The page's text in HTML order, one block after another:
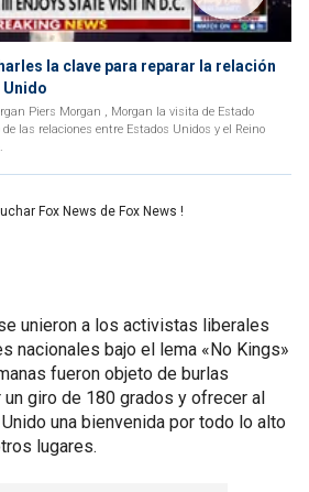
la clave para reparar la relación
Unido
Piers Morgan , Morgan la visita de Estado
las relaciones entre Estados Unidos y el Reino
Fox News de Fox News !
unieron a los activistas liberales
nacionales bajo el lema «No Kings»
fueron objeto de burlas
giro de 180 grados y ofrecer al
una bienvenida por todo lo alto
lugares.